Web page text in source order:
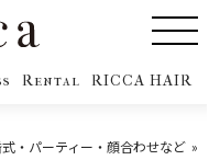
Rental RICCA HAIR
・パーティー・顔合わせなど